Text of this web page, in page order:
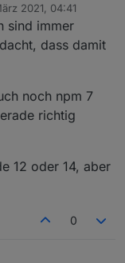
bei 15.11.0
2021, 04:41
sind immer
dass damit
noch npm 7
richtig
12 oder 14, aber
0